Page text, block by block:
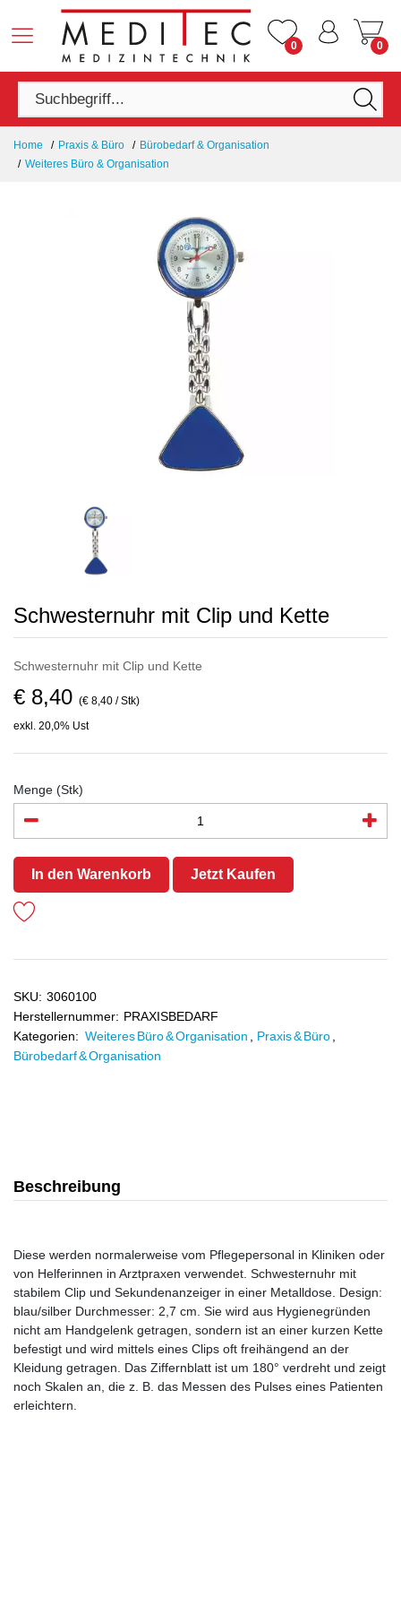
0 0
Home Praxis & Büro
Bürobedarf & Organisation
Weiteres Büro & Organisation
Schwesternuhr mit Clip und Kette
Schwesternuhr mit Clip und Kette
€ 8,40 (€ 8,40 / Stk)
exkl. 20,0% Ust
Menge (Stk)
In den Warenkorb Jetzt Kaufen
SKU: 3060100
Herstellernummer: PRAXISBEDARF
Kategorien: Weiteres Büro & Organisation Praxis & Büro
Bürobedarf & Organisation
Beschreibung
Diese werden normalerweise vom Pflegepersonal in Kliniken oder
von Helferinnen in Arztpraxen verwendet. Schwesternuhr mit
stabilem Clip und Sekundenanzeiger in einer Metalldose. Design:
blau/silber Durchmesser: 2,7 cm. Sie wird aus Hygienegründen
nicht am Handgelenk getragen, sondern ist an einer kurzen Kette
befestigt und wird mittels eines Clips oft freihängend an der
Kleidung getragen. Das Ziffernblatt ist um 180° verdreht und zeigt
noch Skalen an, die z. B. das Messen des Pulses eines Patienten
erleichtern.